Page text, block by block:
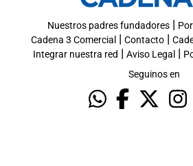
Nuestros padres fundadores|
Cadena 3 Comercial | Contacto|
Integrar nuestra red | Aviso Legal |
Seguinos en